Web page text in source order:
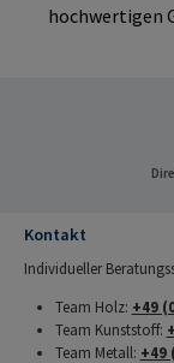
hochwertigen
Kontakt
Individueller
Team Holz: +49
Team Kunststoff:
Team Metall: +49